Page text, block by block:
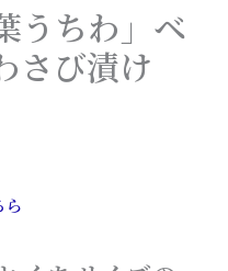
うちわ」ベ
さび漬け
ら